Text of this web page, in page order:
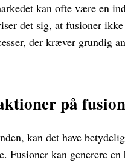
kan ofte være en
det sig, at fusioner
der kræver grundig
på
kan det have
Fusioner kan generere